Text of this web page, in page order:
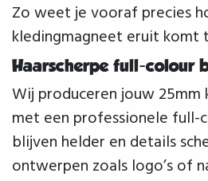
Zo weet je vooraf precies
kledingmagneet eruit komt
Haarscherpe full-colour
Wij produceren jouw 25mm
met een professionele full-
blijven helder en details
ontwerpen zoals logo’s of